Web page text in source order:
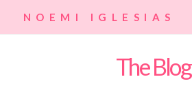
NOEMI IGLESIAS
The Blog